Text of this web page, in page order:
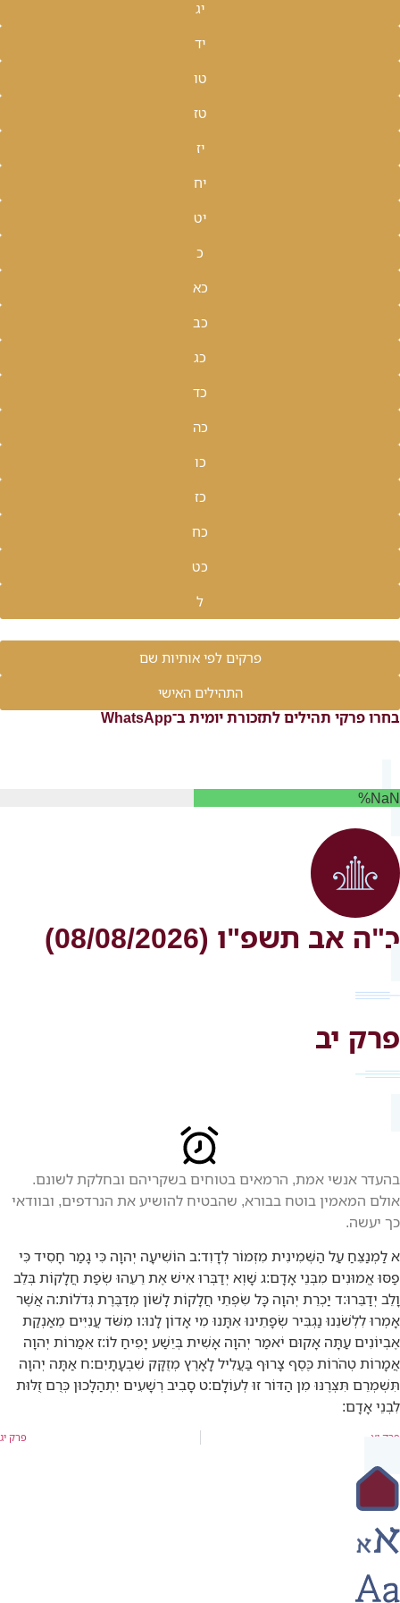
יג
יד
טו
טז
יז
יח
יט
כ
כא
כב
כג
כד
כה
כו
כז
כח
כט
ל
פרקים לפי אותיות שם
התהילים האישי
בחרו פרקי תהילים לתזכורת יומית ב־WhatsApp
NaN%
כ"ה אב תשפ"ו (08/08/2026)
פרק יב
בהעדר אנשי אמת, הרמאים בטוחים בשקריהם ובחלקת לשונם.
אולם המאמין בוטח בבורא, שהבטיח להושיע את הנרדפים, ובוודאי
כך יעשה.
אלַמְנַצֵּחַ עַל הַשְּׁמִינִית מִזְמוֹר לְדָוִד:ב הוֹשִׁיעָה יְהוָה כִּי גָמַר חָסִיד כִּי
פַסּוּ אֱמוּנִים מִבְּנֵי אָדָם:ג שָׁוְא יְדַבְּרוּ אִישׁ אֶת רֵעֵהוּ שְׂפַת חֲלָקוֹת בְּלֵב
וָלֵב יְדַבֵּרוּ:ד יַכְרֵת יְהוָה כָּל שִׂפְתֵי חֲלָקוֹת לָשׁוֹן מְדַבֶּרֶת גְּדֹלוֹת:ה אֲשֶׁר
אָמְרוּ לִלְשֹׁנֵנוּ נַגְבִּיר שְׂפָתֵינוּ אִתָּנוּ מִי אָדוֹן לָנוּ:ו מִשֹּׁד עֲנִיִּים מֵאַנְקַת
אֶבְיוֹנִים עַתָּה אָקוּם יֹאמַר יְהוָה אָשִׁית בְּיֵשַׁע יָפִיחַ לוֹ:זאִמֲרוֹת יְהוָה
אֲמָרוֹת טְהֹרוֹת כֶּסֶף צָרוּף בַּעֲלִיל לָאָרֶץ מְזֻקָּק שִׁבְעָתָיִם:חאַתָּה יְהוָה
תִּשְׁמְרֵם תִּצְּרֶנּוּ מִן הַדּוֹר זוּ לְעוֹלָם:ט סָבִיב רְשָׁעִים יִתְהַלָּכוּן כְּרֻם זֻלּוּת
לִבְנֵי אָדָם:
פרק יא פרק יג